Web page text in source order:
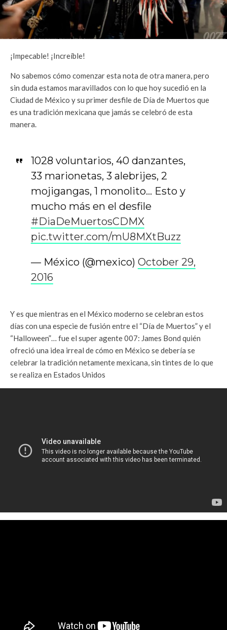
¡Impecable! ¡Increíble!
No sabemos cómo comenzar esta nota de otra manera, pero
sin duda estamos maravillados con lo que hoy sucedió en la
Ciudad de México y su primer desfile de Día de Muertos que
es una tradición mexicana que jamás se celebró de esta
manera.
1028 voluntarios, 40 danzantes,
33 marionetas, 3 alebrijes, 2
mojigangas, 1 monolito… Esto y
mucho más en el desfile
#DiaDeMuertosCDMX
pic.twitter.com/mU8MXtBuzz
— México (@mexico) October 29,
2016
Y es que mientras en el México moderno se celebran estos
días con una especie de fusión entre el “Día de Muertos” y el
“Halloween”… fue el super agente 007: James Bond quién
ofreció una idea irreal de cómo en México se debería se
celebrar la tradición netamente mexicana, sin tintes de lo que
se realiza en Estados Unidos